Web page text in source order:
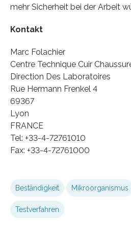
mehr Sicherheit bei der Arbeit
Kontakt
Marc Folachier
Centre Technique Cuir
Direction Des Laboratoires
Rue Hermann Frenkel 4
69367
Lyon
FRANCE
Tel: +33-4-72761010
Fax: +33-4-72761000
Beständigkeit Mikroorganismus
Testverfahren